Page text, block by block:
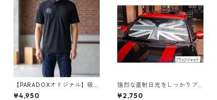
【PARADOXオリジナル】吸水
速乾ユニフォーム
¥4,950
強烈な直射日光をしっかりブ
ロック！PARADOXオリジナル
¥2,750